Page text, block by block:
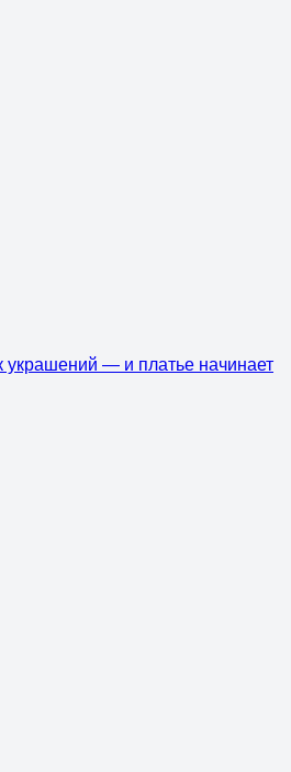
украшений — и платье начинает